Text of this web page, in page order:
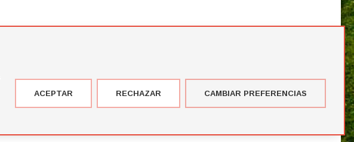
ACEPTAR RECHAZAR CAMBIAR PREFERENCIAS